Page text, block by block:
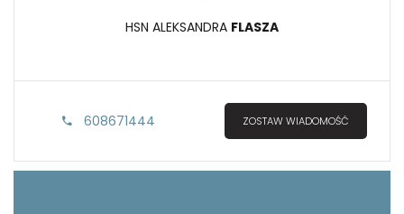
HSN ALEKSANDRA FLASZA
608671444 ZOSTAW WIADOMOŚĆ